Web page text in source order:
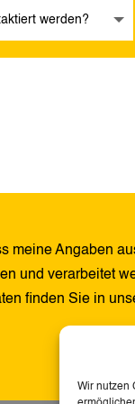
Wir nutzen
meine Angaben
und verarbeitet
finden Sie in